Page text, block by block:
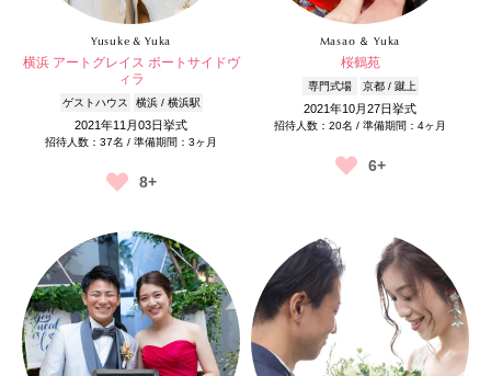
Yusuke & Yuka
横浜 アートグレイス ポートサイドヴ
ィラ
ゲストハウス 横浜 / 横浜駅
2021年11月03日挙式
招待人数：37名 / 準備期間：3ヶ月
8+
Masao ＆ Yuka
桜鶴苑
専門式場 京都 / 蹴上
2021年10月27日挙式
招待人数：20名 / 準備期間：4ヶ月
6+